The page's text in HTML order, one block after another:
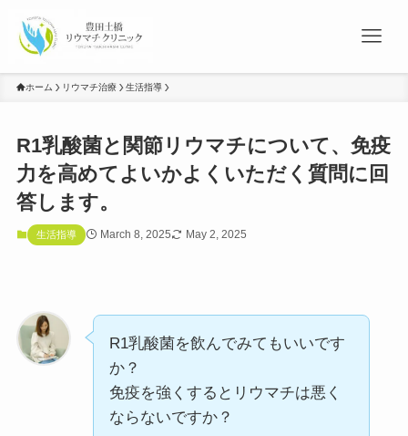
ホーム リウマチ治療 生活指導
R1乳酸菌と関節リウマチについて、免疫
力を高めてよいかよくいただく質問に回
答します。
生活指導 March 8, 2025 May 2, 2025
R1乳酸菌を飲んでみてもいいです
か？
免疫を強くするとリウマチは悪く
ならないですか？